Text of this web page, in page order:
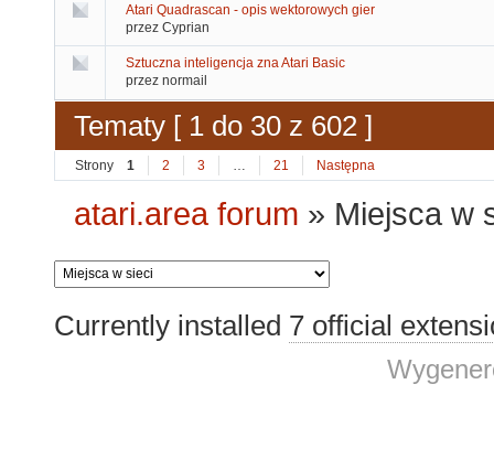
Atari Quadrascan - opis wektorowych gier
przez Cyprian
Sztuczna inteligencja zna Atari Basic
przez normail
Tematy [ 1 do 30 z 602 ]
Strony 1 2 3 … 21 Następna
atari.area forum » Miejsca w
Currently installed 7 official